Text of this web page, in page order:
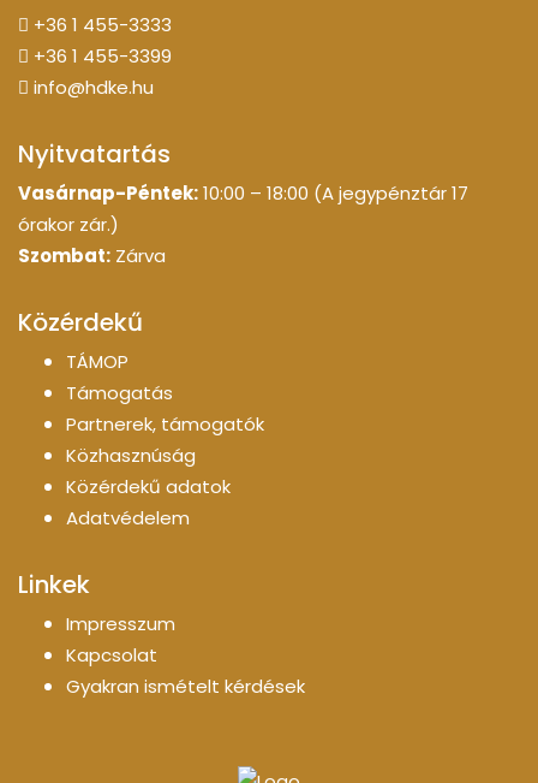
+36 1 455-3333
+36 1 455-3399
info@hdke.hu
Nyitvatartás
Vasárnap-Péntek:10:00 – 18:00 (A jegypénztár 17
órakor zár.)
Szombat: Zárva
Közérdekű
TÁMOP
Támogatás
Partnerek, támogatók
Közhasznúság
Közérdekű adatok
Adatvédelem
Linkek
Impresszum
Kapcsolat
Gyakran ismételt kérdések